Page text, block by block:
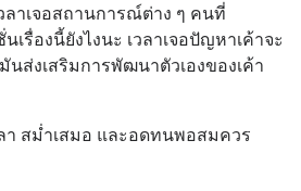
ลาเจอสถานการณ์ต่าง ๆ คนที่
เรื่องนี้ยังไงนะ เวลาเจอปัญหาเค้าจะ
นส่งเสริมการพัฒนาตัวเองของเค้า
า สม่ำเสมอ และอดทนพอสมควร